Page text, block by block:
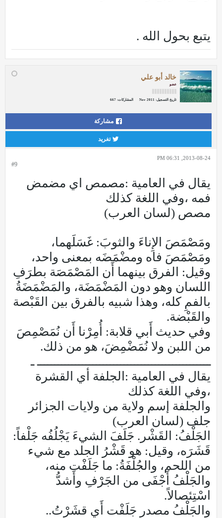
يتبع بحول الله .
خالد أبو علي
عضو
تاريخ التسجيل: Nov 2011 المشاركات: 667
مشاركة
تغريد
#9
2013-08-24, 06:31 PM
يقال في العامية :مصمص اي مضمض
فمه ،وفي اللغة كذلك
مصص (لسان العرب)
ومَصْمَصَ الإِناءَ والثوبَ: غَسَلَهما،
ومَصْمَصَ فاه ومضْمَضَه بمعنى واحد،
وقيل: الفرق بينهما أَن المَصْمَصَة بطرَفِ
اللسان وهو دون المَضْمَضَة، والمَضْمَضَةُ
بالفمِ كله، وهذا شبيه بالفرق بين القَبْصة
والقَبْضة.
وفي حديث أَبي قلابة: أُمِرْنا أَن نُمَصْمِصَ
من اللبن ولا نُمَضْمِضَ، هو من ذلك.
ــــــــــــــــــــــــــــــــــــــــــــــــــ ـ
يقال في العامية :الجلفة أي القشرة
،وفي اللغة كذلك
والجلفة إسم ولاية من ولايات الجزائر
جلف (لسان العرب)
الجَلْفُ: القَشْر. جَلَفَ الشيءَ يَجْلُفُه جَلْفاً:
قَشَرَه، وقيل: هو قَشْرُ الجلد مع شيء
من اللحم، والجُلْفَةُ: ما جَلَفْت منه،
والجَلْفُ أَجْفَى من الجَرْفِ وأَشدُّ
اسْتِئصالاً.
والجَلْفُ مصدر جَلَفْت أَي قشَرْتُ..